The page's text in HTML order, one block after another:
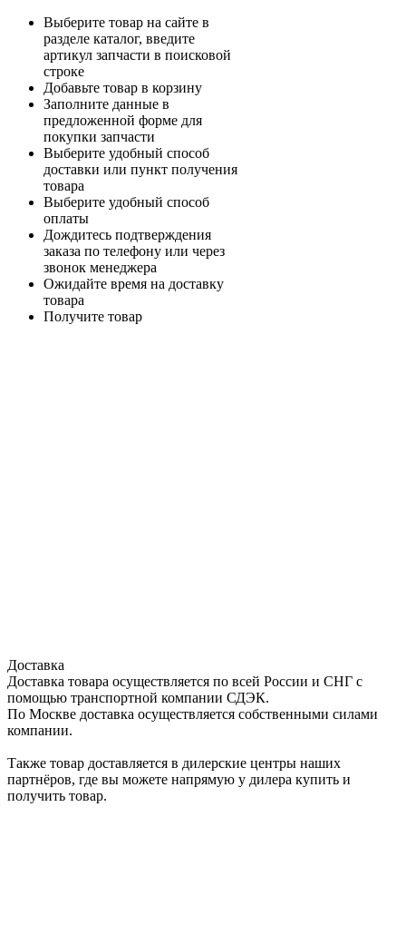
Выберите товар на сайте в
разделе каталог, введите
артикул запчасти в поисковой
строке
Добавьте товар в корзину
Заполните данные в
предложенной форме для
покупки запчасти
Выберите удобный способ
доставки или пункт получения
товара
Выберите удобный способ
оплаты
Дождитесь подтверждения
заказа по телефону или через
звонок менеджера
Ожидайте время на доставку
товара
Получите товар
Доставка
Доставка товара осуществляется по всей России и СНГ с
помощью транспортной компании СДЭК.
По Москве доставка осуществляется собственными силами
компании.
Также товар доставляется в дилерские центры наших
партнёров, где вы можете напрямую у дилера купить и
получить товар.